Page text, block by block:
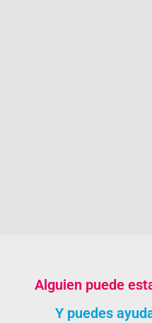
Alguien puede
Y puedes